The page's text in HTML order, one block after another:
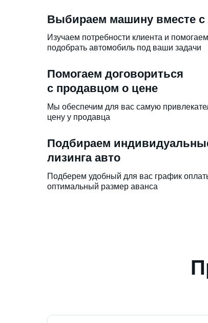
Подбираем
лизинга авто
Подберем удобный для вас график
оптимальный размер аванса
Помогаем договориться
с продавцом о цене
Мы обеспечим для вас самую
цену у продавца
Выбираем машину вместе с
Изучаем потребности клиента и помогаем
подобрать автомобиль под ваши задачи